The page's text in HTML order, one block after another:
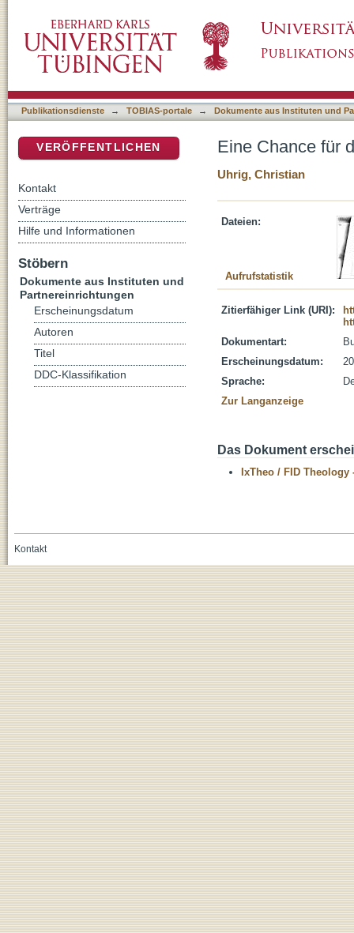
Publikationsdienste → TOBIAS-portale → Dokumente aus Instituten und
Eine Chance für
Uhrig, Christian
Dateien:
Aufrufstatistik
Zitierfähiger Link (URI):
Dokumentart:
Erscheinungsdatum:
Sprache:
Zur Langanzeige
Das Dokument
IxTheo / FID Theology
VERÖFFENTLICHEN
Kontakt
Verträge
Hilfe und Informationen
Stöbern
Dokumente aus Instituten und
Partnereinrichtungen
Erscheinungsdatum
Autoren
Titel
DDC-Klassifikation
Kontakt